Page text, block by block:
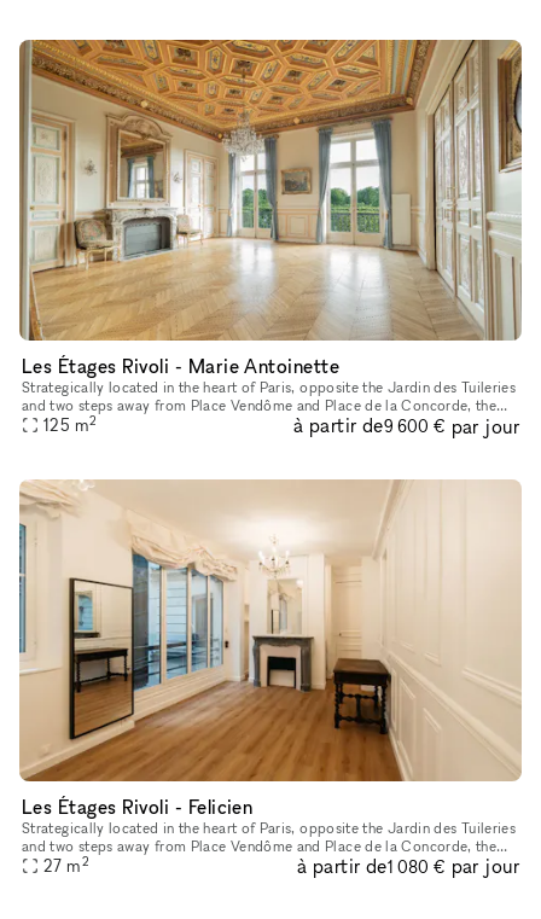
Les Étages Rivoli - Marie Antoinette
Strategically located in the heart of Paris, opposite the Jardin des Tuileries
and two steps away from Place Vendôme and Place de la Concorde, the
showroom boasts very high ceilings decorated with mo
125 m2 à partir de9 600 € par jour
Les Étages Rivoli - Felicien
Strategically located in the heart of Paris, opposite the Jardin des Tuileries
and two steps away from Place Vendôme and Place de la Concorde, the
space features the charm of a cozy Parisian appartme
27 m2 à partir de1 080 € par jour